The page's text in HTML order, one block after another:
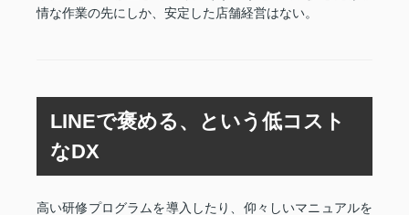
情な作業の先にしか、安定した店舗経営はない。
LINEで褒める、という低コスト
なDX
高い研修プログラムを導入したり、仰々しいマニュアルを